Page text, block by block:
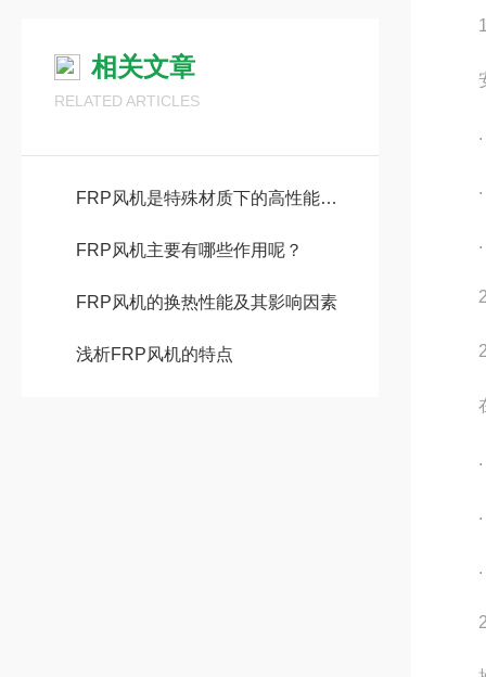
相关文章
RELATED ARTICLES
FRP风机是特殊材质下的高性能风机
FRP风机主要有哪些作用呢？
FRP风机的换热性能及其影响因素
浅析FRP风机的特点
1.2
安
. 基
. 电
. 通
2.
2.1
在
. 设
. 防
. 润
2.2